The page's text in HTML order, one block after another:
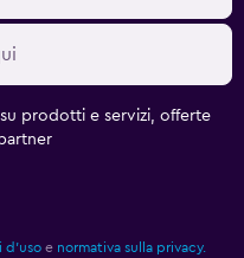
prodotti e servizi, offerte
d'uso e normativa sulla privacy.